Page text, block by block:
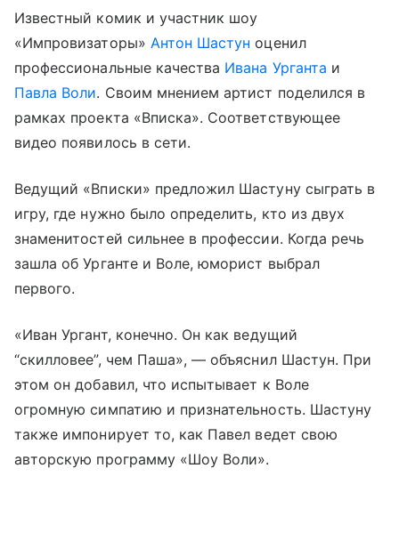
Известный комик и участник шоу
«Импровизаторы» Антон Шастун оценил
профессиональные качества Ивана Урганта и
Павла Воли. Своим мнением артист поделился в
рамках проекта «Вписка». Соответствующее
видео появилось в сети.
Ведущий «Вписки» предложил Шастуну сыграть в
игру, где нужно было определить, кто из двух
знаменитостей сильнее в профессии. Когда речь
зашла об Урганте и Воле, юморист выбрал
первого.
«Иван Ургант, конечно. Он как ведущий
“скилловее”, чем Паша», — объяснил Шастун. При
этом он добавил, что испытывает к Воле
огромную симпатию и признательность. Шастуну
также импонирует то, как Павел ведет свою
авторскую программу «Шоу Воли».